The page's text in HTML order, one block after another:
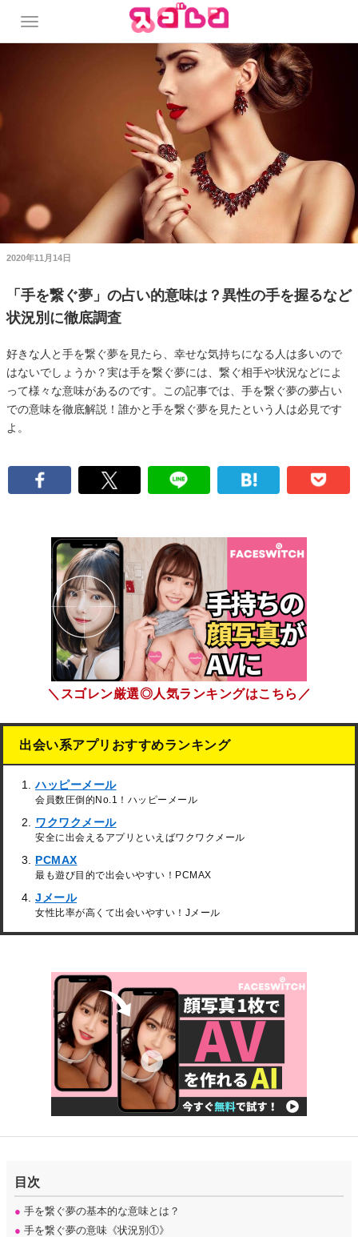
2020年11月14日
「手を繋ぐ夢」の占い的意味は？異性の手を握るなど
状況別に徹底調査
好きな人と手を繋ぐ夢を見たら、幸せな気持ちになる人は多いので
はないでしょうか？実は手を繋ぐ夢には、繋ぐ相手や状況などによ
って様々な意味があるのです。この記事では、手を繋ぐ夢の夢占い
での意味を徹底解説！誰かと手を繋ぐ夢を見たという人は必見です
よ。
＼スゴレン厳選◎人気ランキングはこちら／
出会い系アプリおすすめランキング
ハッピーメール
会員数圧倒的No.1！ハッピーメール
ワクワクメール
安全に出会えるアプリといえばワクワクメール
PCMAX
最も遊び目的で出会いやすい！PCMAX
Jメール
女性比率が高くて出会いやすい！Jメール
目次
● 手を繋ぐ夢の基本的な意味とは？
● 手を繋ぐ夢の意味《状況別①》